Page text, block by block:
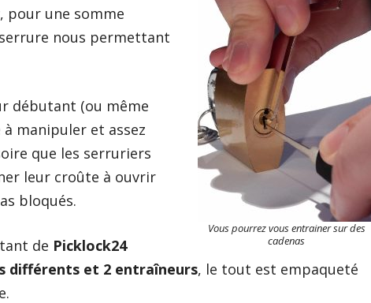
Vous pourrez vous entrainer sur des
cadenas
pour une somme
nous permettant
débutant (ou même
manipuler et assez
que les serruriers
leur croûte à ouvrir
bloqués.
de Picklock24
différents et 2 entraîneurs, le tout est empaqueté